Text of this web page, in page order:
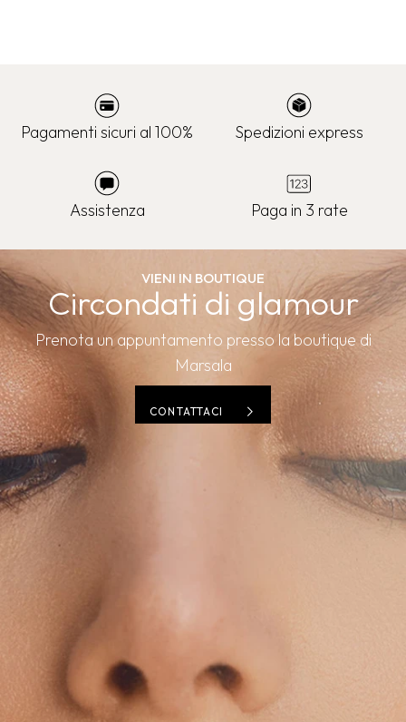
Pagamenti sicuri al 100% Spedizioni express
Assistenza Paga in 3 rate
VIENI IN BOUTIQUE
Circondati di glamour
Prenota un appuntamento presso la boutique di
Marsala
CONTATTACI